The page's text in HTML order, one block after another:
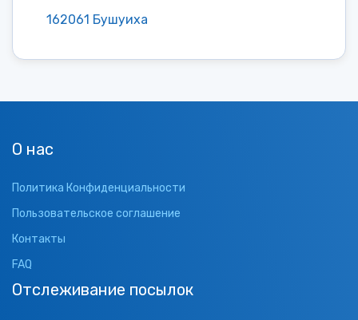
162061 Бушуиха
О нас
Политика Конфиденциальности
Пользовательское соглашение
Контакты
FAQ
Отслеживание посылок